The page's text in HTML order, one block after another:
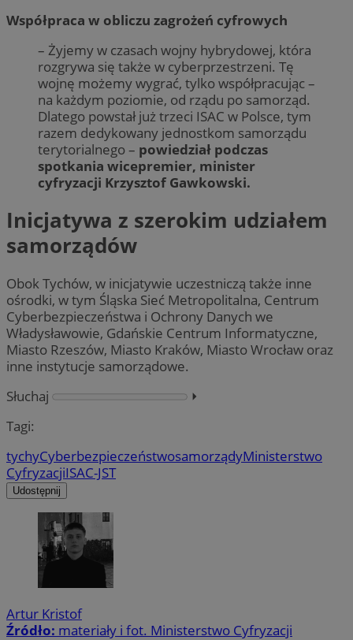
Współpraca w obliczu zagrożeń cyfrowych
– Żyjemy w czasach wojny hybrydowej, która
rozgrywa się także w cyberprzestrzeni. Tę
wojnę możemy wygrać, tylko współpracując –
na każdym poziomie, od rządu po samorząd.
Dlatego powstał już trzeci ISAC w Polsce, tym
razem dedykowany jednostkom samorządu
terytorialnego – powiedział podczas
spotkania wicepremier, minister
cyfryzacji Krzysztof Gawkowski.
Inicjatywa z szerokim udziałem
samorządów
Obok Tychów, w inicjatywie uczestniczą także inne
ośrodki, w tym Śląska Sieć Metropolitalna, Centrum
Cyberbezpieczeństwa i Ochrony Danych we
Władysławowie, Gdańskie Centrum Informatyczne,
Miasto Rzeszów, Miasto Kraków, Miasto Wrocław oraz
inne instytucje samorządowe.
Słuchaj
⏵︎
Tagi:
tychyCyberbezpieczeństwosamorządyMinisterstwo
CyfryzacjiISAC-JST
Udostępnij
Artur Kristof
Źródło: materiały i fot. Ministerstwo Cyfryzacji